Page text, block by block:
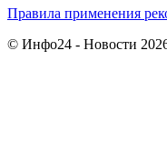
Правила применения
© Инфо24 - Новости